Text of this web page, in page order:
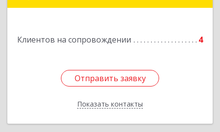
Клиентов на сопровождении 4
Отправить заявку
Показать контакты
Отправить заявку
Назад